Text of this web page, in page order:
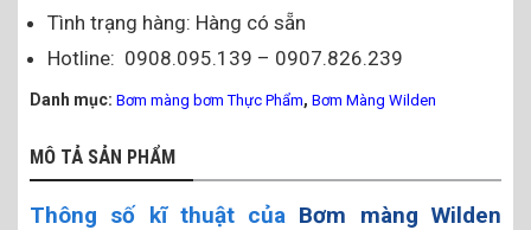
Tình trạng hàng: Hàng có sẵn
Hotline: 0908.095.139 – 0907.826.239
Danh mục: Bơm màng bơm Thực Phẩm, Bơm Màng Wilden
MÔ TẢ SẢN PHẨM
Thông số kĩ thuật của Bơm màng Wilden